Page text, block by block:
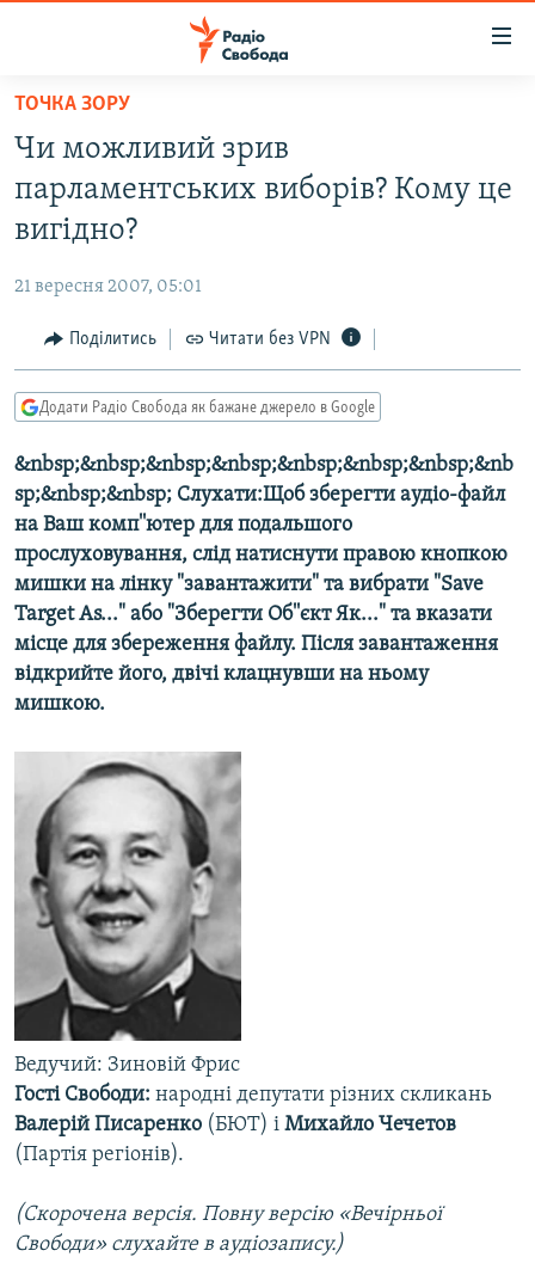
Перейти
основного
матеріалу
Перейти
до
основної
навігації
Перейти
до
пошуку
СТАТТІ
ЕКОНОМІКА
СУСПІЛЬСТВО
УКРАЇНА
СВІТ
РОСІЙСЬКА «ФІЛЬТРАЦІЯ»
ДОНБАС.РЕАЛІЇ
ТИ ЯК?
СХЕМИ
КИТАЙ.ВИКЛИКИ
МУЛЬТИМЕДІА
ФОТО
СПЕЦПРОЄКТИ
ПОДКАСТИ
КРИМ РЕАЛІЇ
УКР
КТАТ
ДОЛУЧАЙСЯ!
Усі сайти RFE/RL
ТОЧКА ЗОРУ
Чи можливий зрив
парламентських виборів? Кому це
вигідно?
21 вересня 2007, 05:01
Поділитись Читати без VPN
Додати Радіо Свобода як бажане джерело в Google
&nbsp;&nbsp;&nbsp;&nbsp;&nbsp;&nbsp;&nbsp;&nb
sp;&nbsp;&nbsp; Слухати:Щоб зберегти аудіо-файл
на Ваш комп''ютер для подальшого
прослуховування, слід натиснути правою кнопкою
мишки на лінку "завантажити" та вибрати "Save
Target As..." або "Зберегти Об''єкт Як..." та вказати
місце для збереження файлу. Після завантаження
відкрийте його, двічі клацнувши на ньому
мишкою.
Ведучий: Зиновій Фрис
Гості Свободи: народні депутати різних скликань
Валерій Писаренко (БЮТ) і Михайло Чечетов
(Партія регіонів).
(Скорочена версія. Повну версію «Вечірньої
Свободи» слухайте в аудіозапису.)